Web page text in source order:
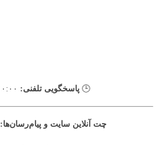
🕒 پاسخگویی تلفنی:
چت آنلاین سایت و پیام‌رسان‌ها: